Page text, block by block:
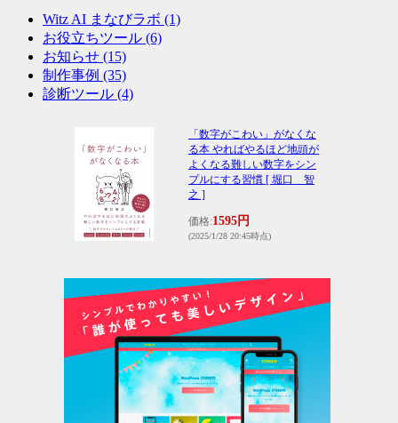
Witz AI まなびラボ (1)
お役立ちツール (6)
お知らせ (15)
制作事例 (35)
診断ツール (4)
「数字がこわい」がなくな
る本 やればやるほど地頭が
よくなる難しい数字をシン
プルにする習慣 [ 堀口 智
之 ]
価格:1595円
(2025/1/28 20:45時点)